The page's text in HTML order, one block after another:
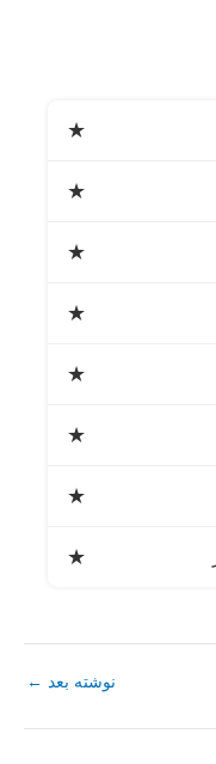
★
★
★
★
★
★
★
★
نوشته بعد ←